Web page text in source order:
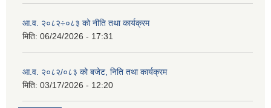
आ.व. २०८२÷०८३ को नीति तथा कार्यक्रम
मिति: 06/24/2026 - 17:31
आ.व. २०८२/०८३ को बजेट, निति तथा कार्यक्रम
मिति: 03/17/2026 - 12:20